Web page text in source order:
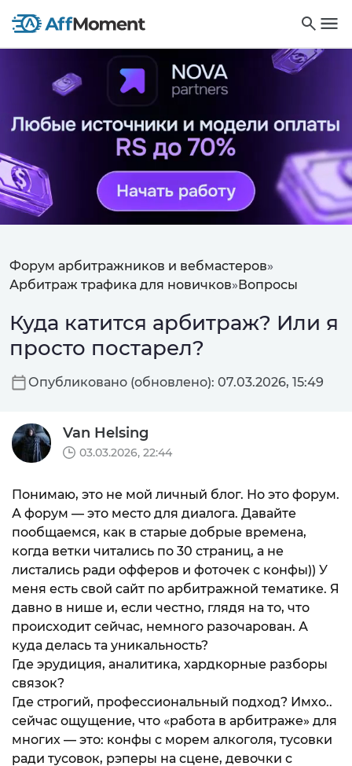
Форум арбитражников и вебмастеров»
Арбитраж трафика для новичков»Вопросы
Куда катится арбитраж? Или я
просто постарел?
Опубликовано (обновлено): 07.03.2026, 15:49
Van Helsing
03.03.2026, 22:44
Понимаю, это не мой личный блог. Но это форум.
А форум — это место для диалога. Давайте
пообщаемся, как в старые добрые времена,
когда ветки читались по 30 страниц, а не
листались ради офферов и фоточек с конфы)) У
меня есть свой сайт по арбитражной тематике. Я
давно в нише и, если честно, глядя на то, что
происходит сейчас, немного разочарован. А
куда делась та уникальность?
Где эрудиция, аналитика, хардкорные разборы
связок?
Где строгий, профессиональный подход? Имхо..
сейчас ощущение, что «работа в арбитраже» для
многих — это: конфы с морем алкоголя, тусовки
ради тусовок, рэперы на сцене, девочки с